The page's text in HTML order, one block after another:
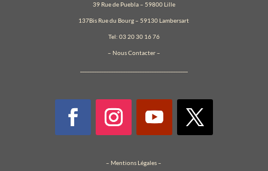
39 Rue de Puebla – 59800 Lille
137Bis Rue du Bourg – 59130 Lambersart
Tel: 03 20 30 16 76
– Nous Contacter–
– Mentions Légales–